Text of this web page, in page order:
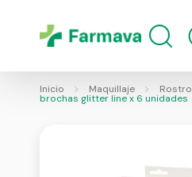
Inicio Maquillaje Rostro
brochas glitter line x 6 unidades